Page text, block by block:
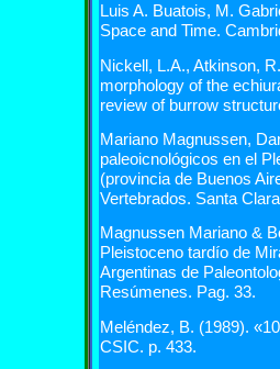
Luis A. Buatois, M.
Space and Time.
Nickell, L.A., Atkinson,
morphology of the
review of burrow
Mariano Magnussen,
paleoicnológicos en el
(provincia de Buenos
Vertebrados. Santa
Magnussen Mariano &
Pleistoceno tardío de
Argentinas de
Resúmenes. Pag. 33.
Meléndez, B. (1989).
CSIC. p. 433.